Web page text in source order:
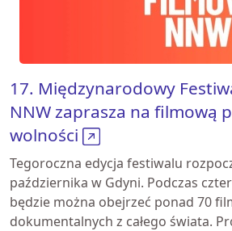
17. Międzynarodowy
NNW zaprasza na filmową
wolności
Tegoroczna edycja festiwalu
października w Gdyni. Podczas
będzie można obejrzeć ponad 70
dokumentalnych z całego świata.